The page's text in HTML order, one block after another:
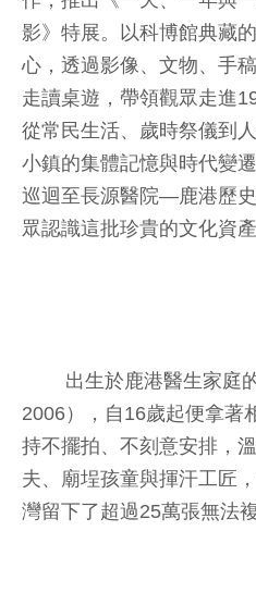
影》特展。以科博館典藏
心，透過影像、文物、手
走讀桌遊，帶領觀眾走進
從常民生活、歲時祭儀到
小鎮的集體記憶與時代變
巡迴至長源醫院—鹿港歷
眾認識這批珍貴的文化資產
出生於鹿港醫生家庭的
2006），自16歲起便拿著
持不擺拍、不刻意安排，
夫、廟埕孩童與揮汗工匠
灣留下了超過25萬張無法